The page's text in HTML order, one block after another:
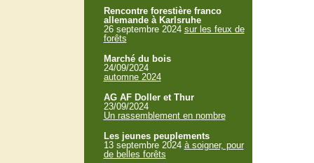
Rencontre forestière franco
allemande à Karlsruhe
26 septembre 2024 sur les feux de
forêts
Marché du bois
24/09/2024
automne 2024
AG AF Doller et Thur
23/09/2024
Un rassemblement en nombre
Les jeunes peuplements
13 septembre 2024 à soigner, pour
de belles forêts